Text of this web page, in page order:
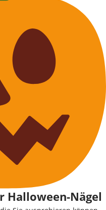
Halloween-Nägel